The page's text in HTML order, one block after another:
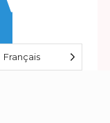
Français